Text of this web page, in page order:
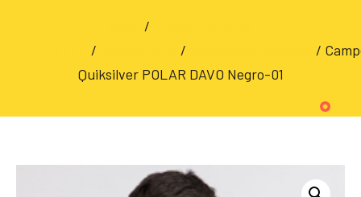
/
/ /
/
Quiksilver POLAR DAVO Negro-01